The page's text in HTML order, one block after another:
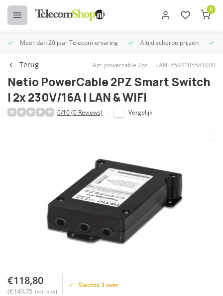
0
Meer dan 20 jaar Telecom ervaring Altijd scherpe prijzen
Terug Art: powercable 2pz EAN: 8594185581000
Netio PowerCable 2PZ Smart Switch
| 2x 230V/16A | LAN & WiFi
0/10 (0 Reviews) Vergelijk
€118,80
(€143,75 Incl. btw)
Slechts 3 over